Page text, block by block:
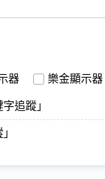
器 樂金顯示器
追蹤」